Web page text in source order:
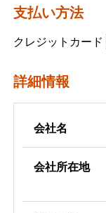
支払い方法
クレジットカード
詳細情報
会社名
会社所在地